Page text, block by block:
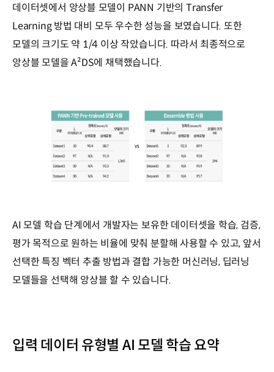
데이터셋에서 앙상블 모델이 PANN 기반의 Transfer
Learning 방법 대비 모두 우수한 성능을 보였습니다. 또한
모델의 크기도 약 1/4 이상 작았습니다. 따라서 최종적으로
앙상블 모델을 A²DS에 채택했습니다.
AI 모델 학습 단계에서 개발자는 보유한 데이터셋을 학습, 검증,
평가 목적으로 원하는 비율에 맞춰 분할해 사용할 수 있고, 앞서
선택한 특징 벡터 추출 방법과 결합 가능한 머신러닝, 딥러닝
모델들을 선택해 앙상블 할 수 있습니다.
입력 데이터 유형별 AI 모델 학습 요약